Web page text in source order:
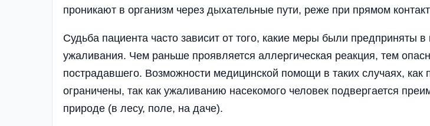
проникают в организм через дыхательные пути, реже при прямом
Судьба пациента часто зависит от того, какие меры были предприняты
ужаливания. Чем раньше проявляется аллергическая реакция, тем
пострадавшего. Возможности медицинской помощи в таких случаях, как
ограничены, так как ужаливанию насекомого человек подвергается
природе (в лесу, поле, на даче).